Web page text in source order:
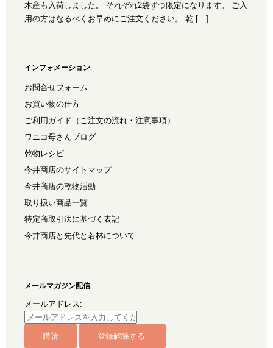
木産も入荷しました。 それぞれ2袋ずつ限定になります。 ご入
用の方はなるべくお早めにご注文ください。 乾 […]
インフォメーション
お問合せフォーム
お買い物の仕方
ご利用ガイド（ご注文の流れ・注意事項）
ワニコ母さんブログ
乾物レシピ
今井商店のサイトマップ
今井商店の乾物活動
取り扱い商品一覧
特定商取引法に基づく表記
今井商店と先代と若林について
メールマガジン配信
メールアドレス: